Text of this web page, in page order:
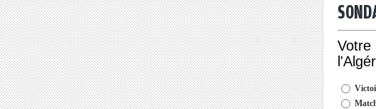
Votre